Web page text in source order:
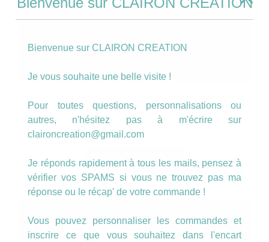
Boucles Cuir Petit Rond (1)
13.00€
AJOUTER AU PANIER
Bienvenue sur CLAIRON CREATION
Je vous souhaite une belle visite !
Pour toutes questions, personnalisations ou
autres, n'hésitez pas à m'écrire sur
claironcreation@gmail.com
Je réponds rapidement à tous les mails, pensez à
vérifier vos SPAMS si vous ne trouvez pas ma
réponse ou le récap' de votre commande !
Vous pouvez personnaliser les commandes et
inscrire ce que vous souhaitez dans l'encart